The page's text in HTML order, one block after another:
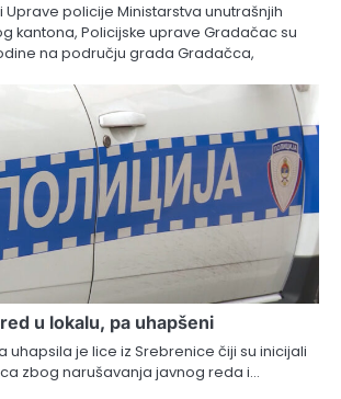
Uprave policije Ministarstva unutrašnjih
kantona, Policijske uprave Gradačac su
na području grada Gradačca,
u lokalu, pa uhapšeni
uhapsila je lice iz Srebrenice čiji su inicijali
zbog narušavanja javnog reda i…